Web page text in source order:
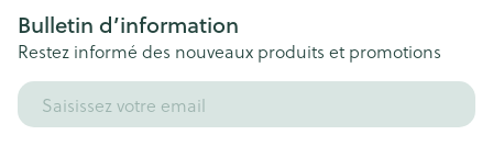
Bulletin d’information
Restez informé des nouveaux produits et promotions
Adresse mail